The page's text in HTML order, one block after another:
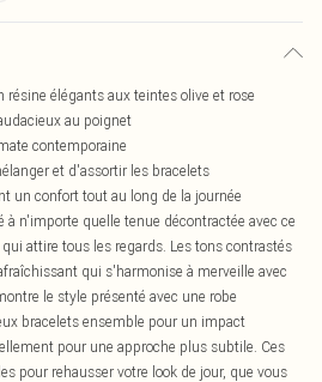
résine élégants aux teintes olive et rose
au poignet
contemporaine
et d'assortir les bracelets
un confort tout au long de la journée
n'importe quelle tenue décontractée avec ce
attire tous les regards. Les tons contrastés
qui s'harmonise à merveille avec
le style présenté avec une robe
bracelets ensemble pour un impact
pour une approche plus subtile. Ces
pour rehausser votre look de jour, que vous